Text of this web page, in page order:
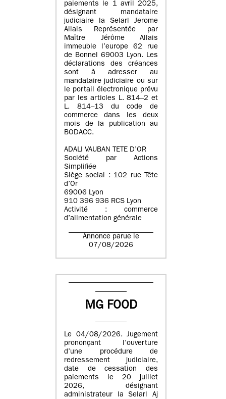
paiements le 1 avril 2025,
désignant mandataire
judiciaire la Selarl Jerome
Allais Représentée par
Maître Jérôme Allais
immeuble l’europe 62 rue
de Bonnel 69003 Lyon. Les
déclarations des créances
sont à adresser au
mandataire judiciaire ou sur
le portail électronique prévu
par les articles L. 814–2 et
L. 814–13 du code de
commerce dans les deux
mois de la publication au
BODACC.
ADALI VAUBAN TETE D’OR
Société par Actions
Simplifiée
Siège social : 102 rue Tête
d’Or
69006 Lyon
910 396 936 RCS Lyon
Activité : commerce
d’alimentation générale
Annonce parue le
07/08/2026
MG FOOD
Le 04/08/2026. Jugement
prononçant l’ouverture
d’une procédure de
redressement judiciaire,
date de cessation des
paiements le 20 juillet
2026, désignant
administrateur la Selarl Aj